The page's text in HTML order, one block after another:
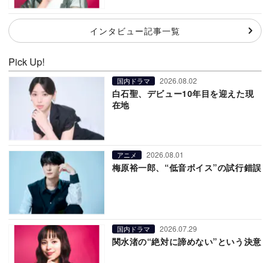
インタビュー記事一覧
Pick Up!
国内ドラマ 2026.08.02
白石聖、デビュー10年目を迎えた現
在地
アニメ 2026.08.01
梅原裕一郎、“低音ボイス”の試行錯誤
国内ドラマ 2026.07.29
関水渚の“絶対に諦めない”という決意